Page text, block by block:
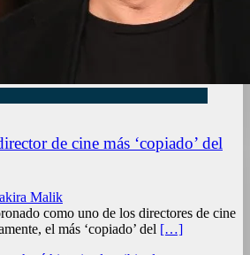
de cine más ‘copiado’ del
Malik
como uno de los directores de cine
el más ‘copiado’ del […]